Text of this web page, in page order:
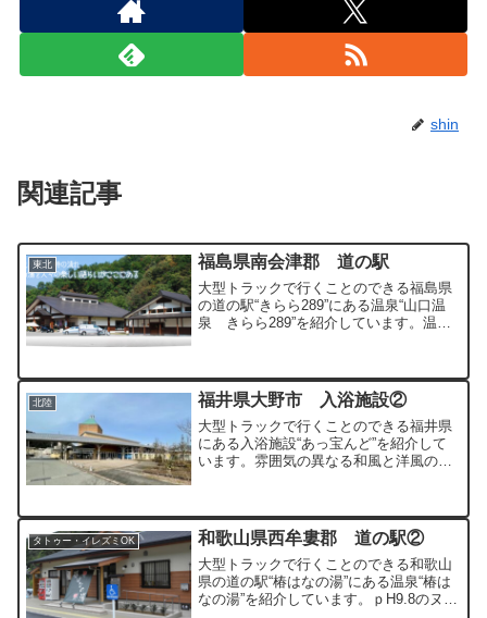
shin
関連記事
東北 福島県南会津郡 道の駅
大型トラックで行くことのできる福島県
の道の駅“きらら289”にある温泉“山口温
泉 きらら289”を紹介しています。温泉
北陸 福井県大野市 入浴施設②
大型トラックで行くことのできる福井県
にある入浴施設“あっ宝んど”を紹介して
います。雰囲気の異なる和風と洋風の２
タトゥー・イレズミOK 和歌山県西牟婁郡 道の駅②
大型トラックで行くことのできる和歌山
県の道の駅“椿はなの湯”にある温泉“椿は
なの湯”を紹介しています。ｐH9.8のヌル